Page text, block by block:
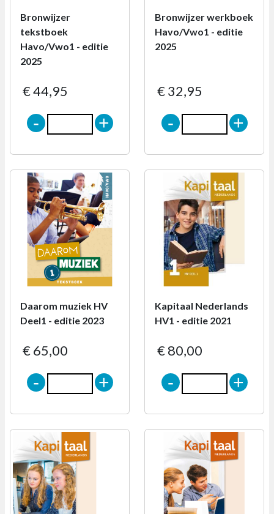
Bronwijzer
tekstboek
Havo/Vwo1 - editie
2025
€ 44,95
- +
Bronwijzer werkboek
Havo/Vwo1 - editie
2025
€ 32,95
- +
Daarom muziek HV
Deel1 - editie 2023
€ 65,00
- +
Kapitaal Nederlands
HV1 - editie 2021
€ 80,00
- +